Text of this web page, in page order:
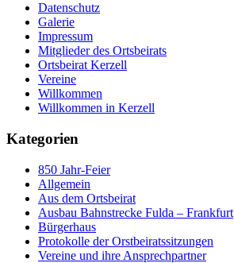
Datenschutz
Galerie
Impressum
Mitglieder des Ortsbeirats
Ortsbeirat Kerzell
Vereine
Willkommen
Willkommen in Kerzell
Kategorien
850 Jahr-Feier
Allgemein
Aus dem Ortsbeirat
Ausbau Bahnstrecke Fulda – Frankfurt
Bürgerhaus
Protokolle der Orstbeiratssitzungen
Vereine und ihre Ansprechpartner